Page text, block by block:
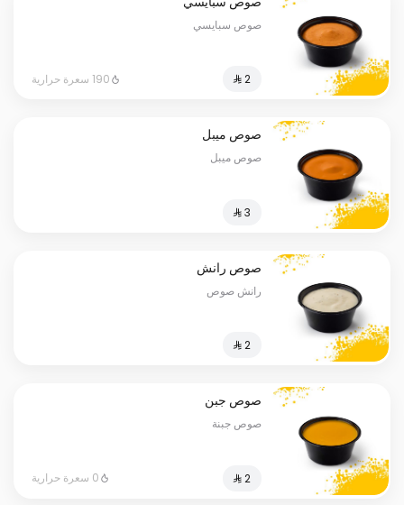
صوص سبايسي
⁨⁦‪‬ 2⁩ 190 سعرة حرارية
صوص ميبل
صوص ميبل
صوص رانش
رانش صوص
⁨⁦‪‬ 2⁩
صوص جبن
صوص جبنة
⁨⁦‪‬ 2⁩ 0 سعرة حرارية